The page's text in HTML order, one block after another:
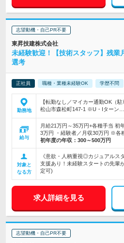
志望動機・自己PR不要
東昇技建株式会社
未経験歓迎！【技術スタッフ】残
選考
正社員 職種・業種未経験OK 学歴不問
勤務地
【転勤なし／マイカー通勤OK（
松山市森松町147-1 ※U・Iターン…
給与
月給21万円～35万円+各種手当 初
3万円 ・経験者／月収30万円 ※各
初年度の年収： 300～500万円
対象と
なる方
《意欲・人柄重視◎カジュアルス
支援あり！未経験スタートの先輩
定可)
求人詳細を見る
志望動機・自己PR不要